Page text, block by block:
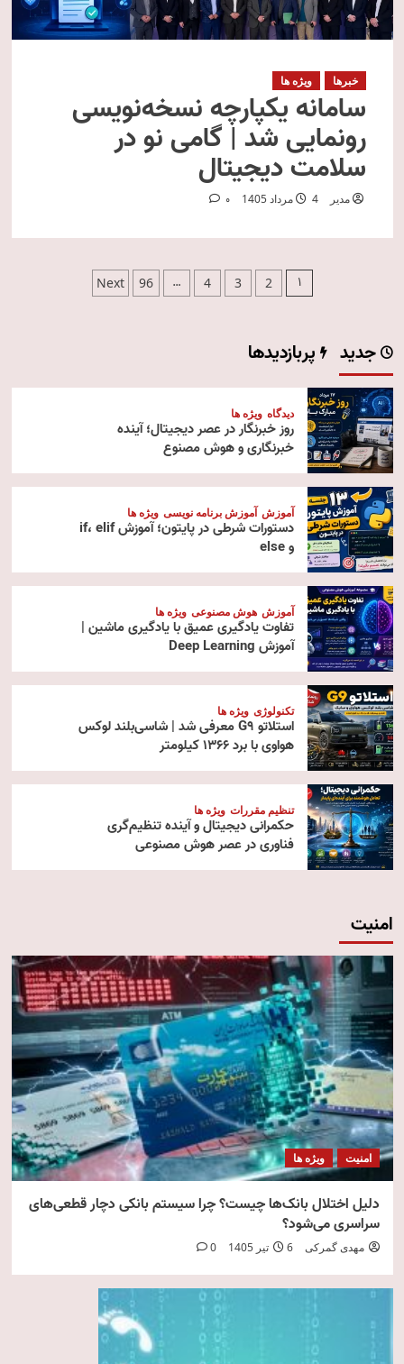
خبرها ویژه ها
سامانه یکپارچه نسخه‌نویسی
رونمایی شد | گامی نو در
سلامت دیجیتال
مدیر 4 مرداد 1405 0
صفحه‌بندی
1
2
3
4
…
96
Next
جدید پربازدیدها
دیدگاه ویژه ها
روز خبرنگار در عصر دیجیتال؛ آینده
خبرنگاری و هوش مصنوع
آموزش آموزش برنامه نویسی ویژه ها
دستورات شرطی در پایتون؛ آموزش if، elif
و else
آموزش هوش مصنوعی ویژه ها
تفاوت یادگیری عمیق با یادگیری ماشین |
آموزش Deep Learning
تکنولوژی ویژه ها
استلاتو G9 معرفی شد | شاسی‌بلند لوکس
هواوی با برد ۱۳۶۶ کیلومتر
تنظیم مقررات ویژه ها
حکمرانی دیجیتال و آینده تنظیم‌گری
فناوری در عصر هوش مصنوعی
امنیت
امنیت ویژه ها
دلیل اختلال بانک‌ها چیست؟ چرا سیستم بانکی دچار قطعی‌های
سراسری می‌شود؟
مهدی گمرکی 6 تیر 1405 0